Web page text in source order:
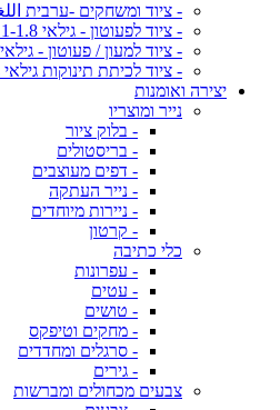
- ציוד ומשחקים -ערבית
- ציוד לפעוטון - גילאי 1-1.8 שנה
- ציוד למעון / פעוטון - גילאי 1.9-2.8 שנה
- ציוד לכיתת תינוקות גילאי 4 חד' - שנה
יצירה ואומנות
נייר ומוצריו
- בלוק ציור
- בריסטולים
- דפים מעוצבים
- נייר העתקה
- ניירות מיוחדים
- קרטון
כלי כתיבה
- עפרונות
- עטים
- טושים
- מחקים וטיפקס
- סרגלים ומחדדים
- גירים
צבעים מכחולים ומברשות